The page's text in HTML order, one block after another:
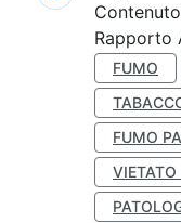
Rapporto
FUMO
FUMO
VIETATO